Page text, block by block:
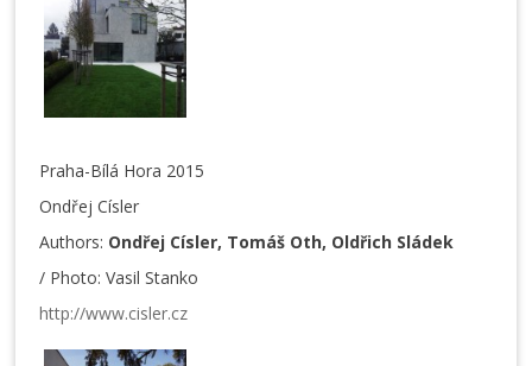
Praha-Bílá Hora 2015
Ondřej Císler
Authors: Ondřej Císler, Tomáš Oth, Oldřich Sládek
/ Photo: Vasil Stanko
http://www.cisler.cz